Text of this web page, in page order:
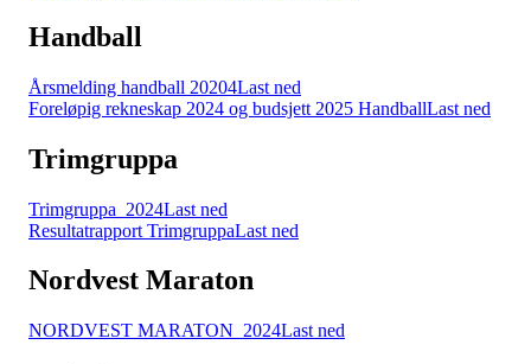
Handball
Årsmelding handball 20204Last ned
Foreløpig rekneskap 2024 og budsjett 2025 HandballLast ned
Trimgruppa
Trimgruppa_2024Last ned
Resultatrapport TrimgruppaLast ned
Nordvest Maraton
NORDVEST MARATON_2024Last ned